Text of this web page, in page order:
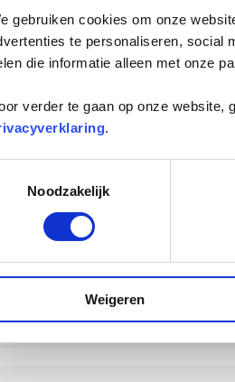
gebruiken cookies om onze
te personaliseren, social
die informatie alleen met onze
verder te gaan op onze website,
.
Noodzakelijk
Weigeren
Waarom moeten
Wat gebeurt er met
Waar kan ik elektrische